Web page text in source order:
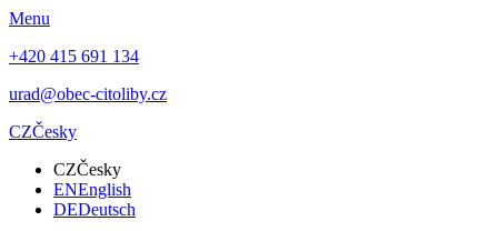
Menu
+420 415 691 134
urad@obec-citoliby.cz
CZČesky
CZČesky
ENEnglish
DEDeutsch